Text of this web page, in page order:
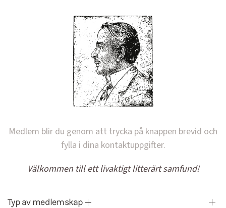
Medlem blir du genom att trycka på knappen brevid och
fylla i dina kontaktuppgifter.
Välkommen till ett livaktigt litterärt samfund!
Typ av medlemskap